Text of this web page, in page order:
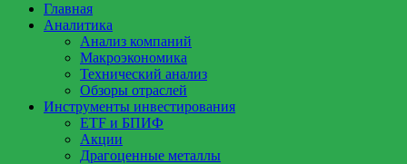
Главная
Аналитика
Анализ компаний
Макроэкономика
Технический анализ
Обзоры отраслей
Инструменты инвестирования
ETF и БПИФ
Акции
Драгоценные металлы